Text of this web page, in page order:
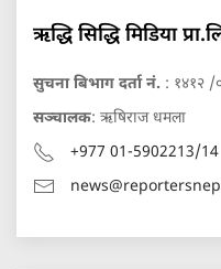
ऋद्धि सिद्धि मिडिया
सुचना बिभाग दर्ता नं. : १४१२ /
सञ्चालक: ऋषिराज धमला
+977 01-5902213/14